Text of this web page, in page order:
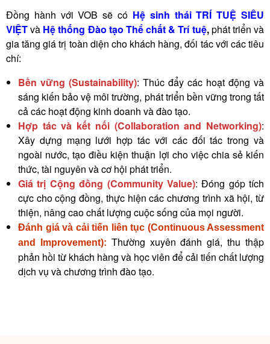
Đồng hành với VOB sẽ có Hệ sinh thái TRÍ TUỆ SIÊU
VIỆTvà Hệ thống Đào tạo Thể chất & Trí tuệ,phát triển và
gia tăng giá trị toàn diện cho khách hàng, đối tác với các tiêu
chí:
Bền vững (Sustainability): Thúc đẩy các hoạt động và
sáng kiến bảo vệ môi trường, phát triển bền vững trong tất
cả các hoạt động kinh doanh và đào tạo.
Hợp tác và kết nối (Collaboration and Networking):
Xây dựng mạng lưới hợp tác với các đối tác trong và
ngoài nước, tạo điều kiện thuận lợi cho việc chia sẻ kiến
thức, tài nguyên và cơ hội phát triển.
Giá trị Cộng đồng (Community Value): Đóng góp tích
cực cho cộng đồng, thực hiện các chương trình xã hội, từ
thiện, nâng cao chất lượng cuộc sống của mọi người.
Đánh giá và cải tiến liên tục (Continuous Assessment
and Improvement): Thường xuyên đánh giá, thu thập
phản hồi từ khách hàng và học viên để cải tiến chất lượng
dịch vụ và chương trình đào tạo.